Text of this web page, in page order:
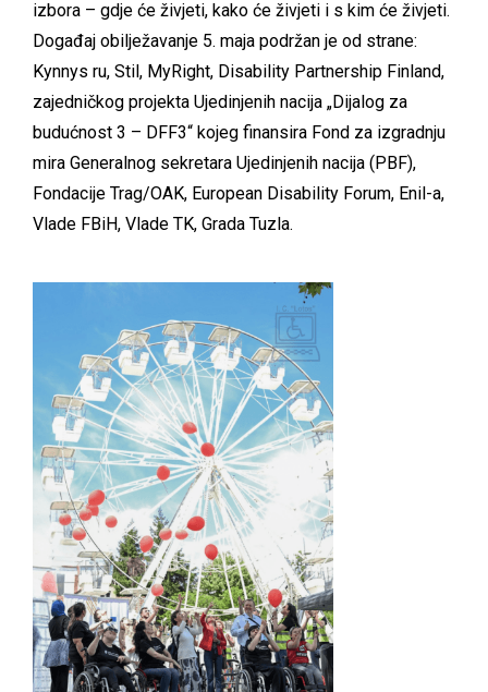
izbora – gdje će živjeti, kako će živjeti i s kim će živjeti.
Događaj obilježavanje 5. maja podržan je od strane:
Kynnys ru, Stil, MyRight, Disability Partnership Finland,
zajedničkog projekta Ujedinjenih nacija „Dijalog za
budućnost 3 – DFF3“ kojeg finansira Fond za izgradnju
mira Generalnog sekretara Ujedinjenih nacija (PBF),
Fondacije Trag/OAK, European Disability Forum, Enil-a,
Vlade FBiH, Vlade TK, Grada Tuzla.